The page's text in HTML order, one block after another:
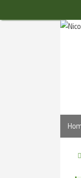
Inhalt
Inhalt